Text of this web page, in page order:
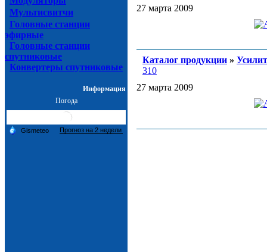
Мультисвитчи
Головные станции
эфирные
Головные станции
спутниковые
Конвертеры спутниковые
Информация
Погода
27 марта 2009
Каталог продукции »
310
27 марта 2009